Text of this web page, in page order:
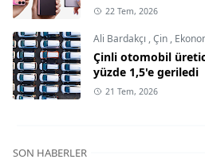
22 Tem, 2026
Ali Bardakçı ,Çin ,
Çinli otomobil
yüzde 1,5'e geriledi
21 Tem, 2026
SON HABERLER